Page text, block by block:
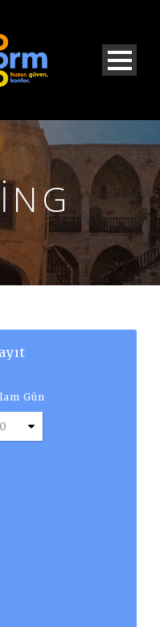
Gün